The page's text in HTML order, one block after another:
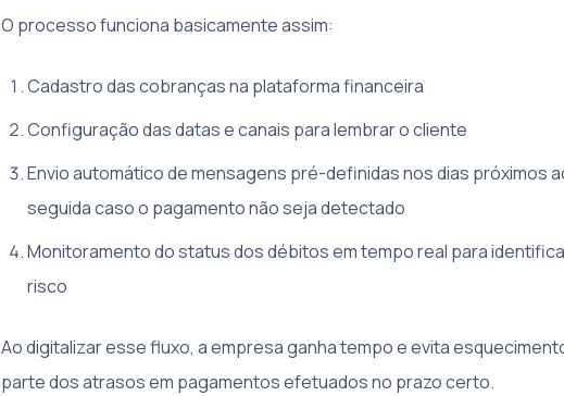
O processo funciona basicamente assim:
Cadastro das cobranças na plataforma financeira
Configuração das datas e canais para lembrar o cliente
Envio automático de mensagens pré-definidas nos dias próximos
seguida caso o pagamento não seja detectado
Monitoramento do status dos débitos em tempo real para
risco
Ao digitalizar esse fluxo, a empresa ganha tempo e evita
parte dos atrasos em pagamentos efetuados no prazo certo.